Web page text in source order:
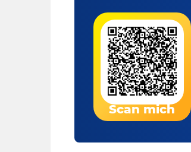
Scan mich